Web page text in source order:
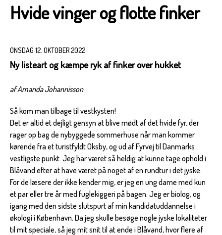
Hvide vinger og flotte finker
ONSDAG 12. OKTOBER 2022
Ny listeart og kæmpe ryk af finker over hukket
af Amanda Johannisson
Så kom man tilbage til vestkysten!
Det er altid et dejligt gensyn at blive mødt af det hvide fyr, der
rager op bag de nybyggede sommerhuse når man kommer
kørende fra et turistfyldt Oksby, og ud af Fyrvej til Danmarks
vestligste punkt. Jeg har været så heldig at kunne tage ophold i
Blåvand efter at have været på noget af en rundtur i det jyske.
For de læsere der ikke kender mig, er jeg en ung dame med kun
et par eller tre år med fuglekiggeri på bagen. Jeg er biolog, og
igang med den sidste slutspurt af min kandidatuddannelse i
økologi i København. Da jeg skulle besøge nogle jyske lokaliteter
til mit speciale, så jeg mit snit til at ende i Blåvand, hvor flere af